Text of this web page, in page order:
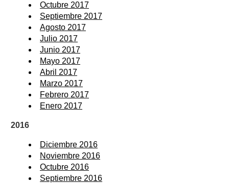
Octubre 2017
Septiembre 2017
Agosto 2017
Julio 2017
Junio 2017
Mayo 2017
Abril 2017
Marzo 2017
Febrero 2017
Enero 2017
2016
Diciembre 2016
Noviembre 2016
Octubre 2016
Septiembre 2016